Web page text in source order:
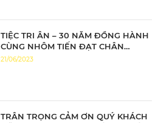
TIỆC TRI ÂN – 30 NĂM ĐỒNG HÀNH
CÙNG NHÔM TIẾN ĐẠT CHÂN
THÀNH TRI ÂN – ĐỒNG HÀNH BỨT
21/06/2023
TRÂN TRỌNG CẢM ƠN QUÝ KHÁCH